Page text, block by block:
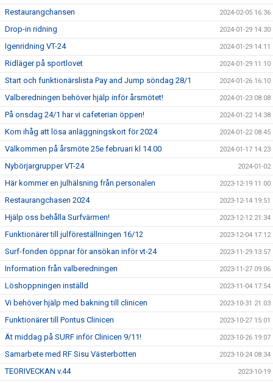
Restaurangchansen 2024-02-05 16:36
Drop-in ridning 2024-01-29 14:30
Igenridning VT-24 2024-01-29 14:11
Ridläger på sportlovet 2024-01-29 11:10
Start och funktionärslista Pay and Jump söndag 28/1 2024-01-26 16:10
Valberedningen behöver hjälp inför årsmötet! 2024-01-23 08:08
På onsdag 24/1 har vi cafeterian öppen! 2024-01-22 14:38
Kom ihåg att lösa anläggningskort för 2024 2024-01-22 08:45
Välkommen på årsmöte 25e februari kl 14.00 2024-01-17 14:23
Nybörjargrupper VT-24 2024-01-02
Här kommer en julhälsning från personalen 2023-12-19 11:00
Restaurangchasen 2024 2023-12-14 19:51
Hjälp oss behålla Surfvärmen! 2023-12-12 21:34
Funktionärer till julföreställningen 16/12 2023-12-04 17:12
Surf-fonden öppnar för ansökan inför vt-24 2023-11-29 13:57
Information från valberedningen 2023-11-27 09:06
Löshoppningen inställd 2023-11-04 17:54
Vi behöver hjälp med bakning till clinicen 2023-10-31 21:03
Funktionärer till Pontus Clinicen 2023-10-27 15:01
Ät middag på SURF inför Clinicen 9/11! 2023-10-26 19:07
Samarbete med RF Sisu Västerbotten 2023-10-24 08:34
TEORIVECKAN v.44 2023-10-19